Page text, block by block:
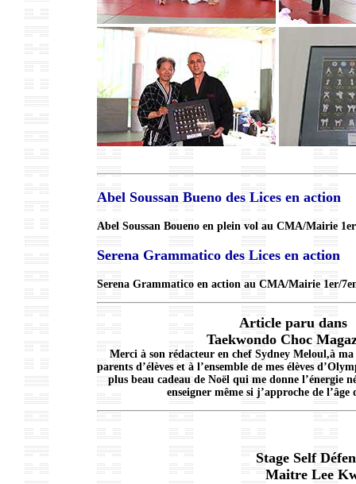
Abel Soussan Bueno des Lices en action
Abel Soussan Boueno en plein vol au CMA/Mairie
Serena Grammatico des Lices en action
Serena Grammatico en action au CMA/Mairie 1er/
Article paru dans
Taekwondo Choc
Merci à son rédacteur en chef Sydney Meloul,à
parents d’élèves et à l’ensemble de mes élèves
plus beau cadeau de Noël qui me donne l’énergie
enseigner même si j’approche de
Stage Self
Maitre Lee